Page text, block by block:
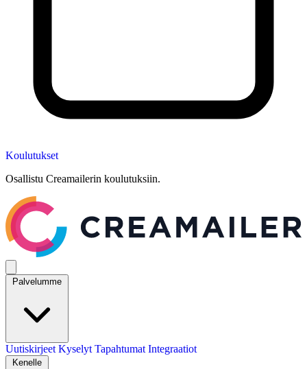
Koulutukset
Osallistu Creamailerin koulutuksiin.
Palvelumme
Uutiskirjeet Kyselyt Tapahtumat Integraatiot
Kenelle